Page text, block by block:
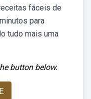
fáceis de
para
tudo mais uma
button below.